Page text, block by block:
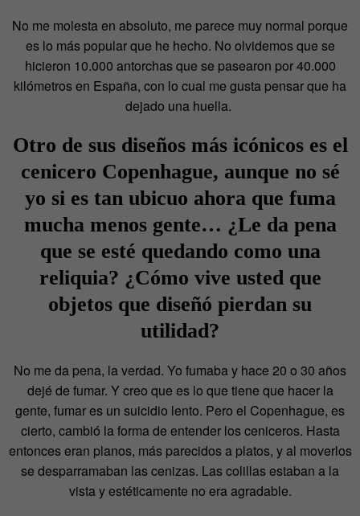
No me molesta en absoluto, me parece muy normal porque
es lo más popular que he hecho. No olvidemos que se
hicieron 10.000 antorchas que se pasearon por 40.000
kilómetros en España, con lo cual me gusta pensar que ha
dejado una huella.
Otro de sus diseños más icónicos es el
cenicero Copenhague, aunque no sé
yo si es tan ubicuo ahora que fuma
mucha menos gente… ¿Le da pena
que se esté quedando como una
reliquia? ¿Cómo vive usted que
objetos que diseñó pierdan su
utilidad?
No me da pena, la verdad. Yo fumaba y hace 20 o 30 años
dejé de fumar. Y creo que es lo que tiene que hacer la
gente, fumar es un suicidio lento. Pero el Copenhague, es
cierto, cambió la forma de entender los ceniceros. Hasta
entonces eran planos, más parecidos a platos, y al moverlos
se desparramaban las cenizas. Las colillas estaban a la
vista y estéticamente no era agradable.